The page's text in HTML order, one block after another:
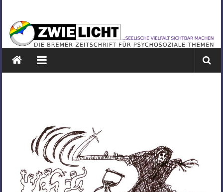
springen
ZWIELICHT
BREMEN
DIE